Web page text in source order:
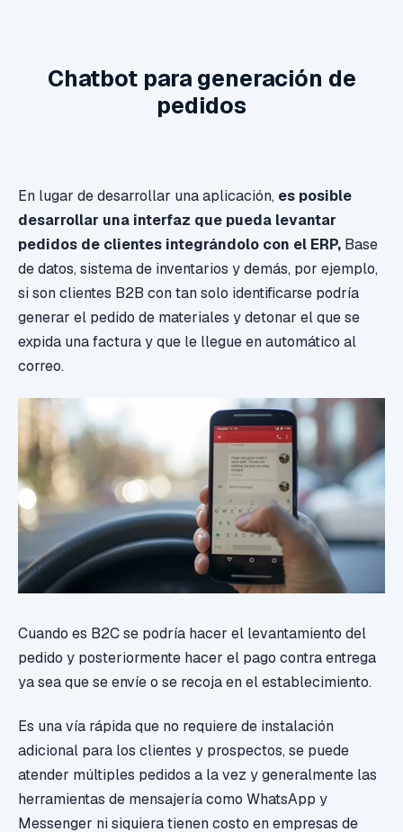
Chatbot para generación de
pedidos
En lugar de desarrollar una aplicación, es posible
desarrollar una interfaz que pueda levantar
pedidos de clientes integrándolo con el ERP, Base
de datos, sistema de inventarios y demás, por ejemplo,
si son clientes B2B con tan solo identificarse podría
generar el pedido de materiales y detonar el que se
expida una factura y que le llegue en automático al
correo.
Cuando es B2C se podría hacer el levantamiento del
pedido y posteriormente hacer el pago contra entrega
ya sea que se envíe o se recoja en el establecimiento.
Es una vía rápida que no requiere de instalación
adicional para los clientes y prospectos, se puede
atender múltiples pedidos a la vez y generalmente las
herramientas de mensajería como WhatsApp y
Messenger ni siquiera tienen costo en empresas de